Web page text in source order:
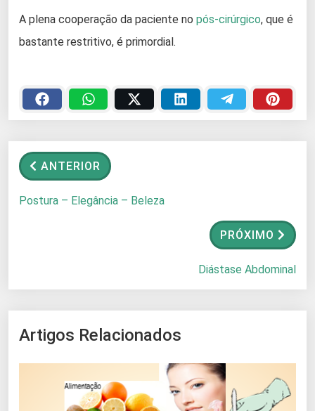
A plena cooperação da paciente no pós-cirúrgico, que é
bastante restritivo, é primordial.
ANTERIOR
Postura – Elegância – Beleza
PRÓXIMO
Diástase Abdominal
Artigos Relacionados